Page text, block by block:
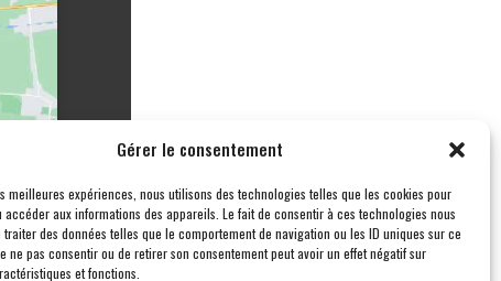
Gérer le consentement
meilleures expériences, nous utilisons des technologies telles que les cookies pour
accéder aux informations des appareils. Le fait de consentir à ces technologies nous
des données telles que le comportement de navigation ou les ID uniques sur ce
ne pas consentir ou de retirer son consentement peut avoir un effet négatif sur
et fonctions.